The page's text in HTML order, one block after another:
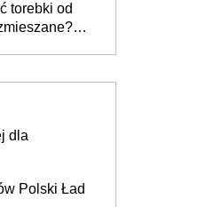
torebki od
dla
Polski Ład